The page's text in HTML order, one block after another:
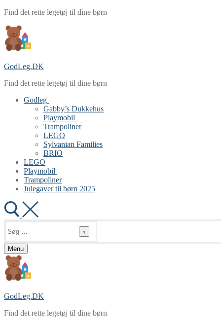
Spring
indhold
Menu
Luk
Find det rette legetøj til dine børn
GodLeg.DK
Find det rette legetøj til dine børn
Godleg
Gabby’s Dukkehus
Playmobil
Trampoliner
LEGO
Sylvanian Families
BRIO
LEGO
Playmobil
Trampoliner
Julegaver til børn 2025
efter:
Menu
GodLeg.DK
Find det rette legetøj til dine børn